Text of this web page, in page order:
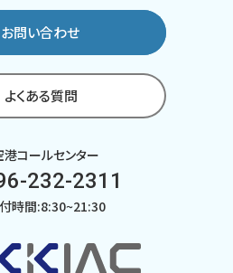
お問い合わせ
よくある質問
コールセンター
232-2311
時間:8:30~21:30